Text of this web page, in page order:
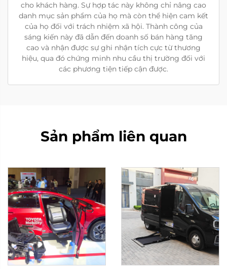
cho khách hàng. Sự hợp tác này không chỉ nâng cao
danh mục sản phẩm của họ mà còn thể hiện cam kết
của họ đối với trách nhiệm xã hội. Thành công của
sáng kiến này đã dẫn đến doanh số bán hàng tăng
cao và nhận được sự ghi nhận tích cực từ thương
hiệu, qua đó chứng minh nhu cầu thị trường đối với
các phương tiện tiếp cận được.
Sản phẩm liên quan